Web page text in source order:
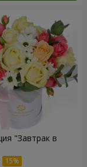
"Завтрак в